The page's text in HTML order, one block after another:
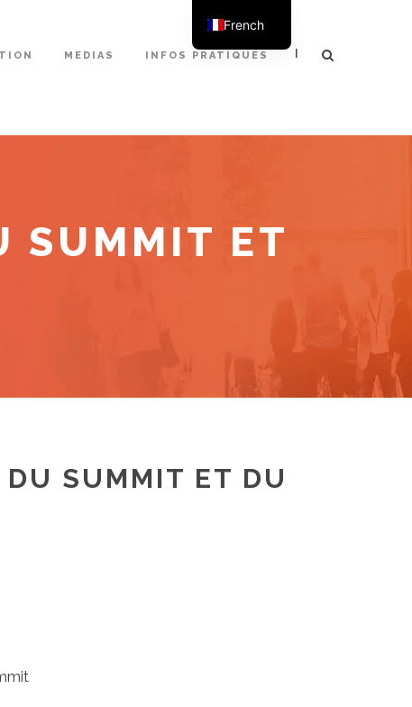
MEDIAS INFOS PRATIQUES
SUMMIT ET
SUMMIT ET DU
French
English